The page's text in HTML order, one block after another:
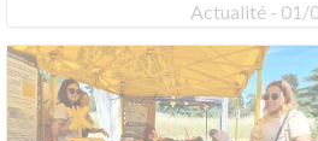
Actualité - 01/